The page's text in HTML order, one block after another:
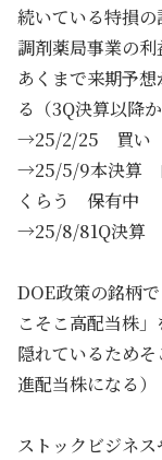
続いている特損
調剤薬局事業の
あくまで来期予
る（3Q決算以降か
→25/2/25 買い
→25/5/9本決算
くらう 保有中
→25/8/81Q決算
DOE政策の銘柄
こそこ高配当株
隠れているため
進配当株になる）
ストックビジネ